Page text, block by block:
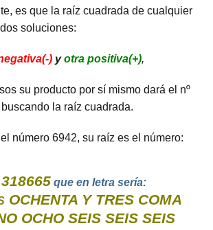
es que la raíz cuadrada de cualquier
soluciones:
)yotra positiva(+),
su producto por sí mismo dará el nº
la raíz cuadrada.
número 6942, su raíz es el número:
que en letra sería:
OCHENTA Y TRES COMA
OCHO SEIS SEIS SEIS